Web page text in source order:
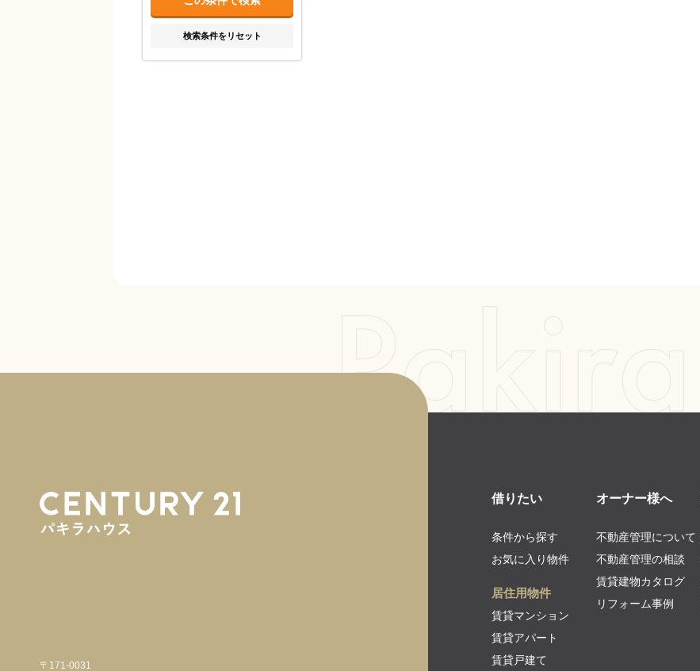
検索条件をリセット
〒171-0031
借りたい
条件から探す
お気に入り物件
居住用物件
賃貸マンション
賃貸アパート
賃貸戸建て
オーナー様へ
不動産管理について
不動産管理の相談
賃貸建物カタログ
リフォーム事例